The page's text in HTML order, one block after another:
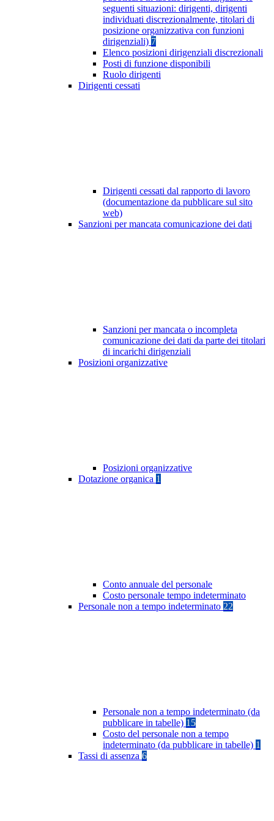
seguenti situazioni: dirigenti, dirigenti
individuati discrezionalmente, titolari di
posizione organizzativa con funzioni
dirigenziali) 7
Elenco posizioni dirigenziali discrezionali
Posti di funzione disponibili
Ruolo dirigenti
Dirigenti cessati
Dirigenti cessati dal rapporto di lavoro
(documentazione da pubblicare sul sito
web)
Sanzioni per mancata comunicazione dei dati
Sanzioni per mancata o incompleta
comunicazione dei dati da parte dei titolari
di incarichi dirigenziali
Posizioni organizzative
Posizioni organizzative
Dotazione organica 1
Conto annuale del personale
Costo personale tempo indeterminato
Personale non a tempo indeterminato 22
Personale non a tempo indeterminato (da
pubblicare in tabelle) 15
Costo del personale non a tempo
indeterminato (da pubblicare in tabelle) 1
Tassi di assenza 6